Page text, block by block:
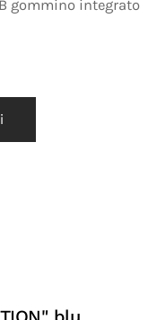
gommino integrato